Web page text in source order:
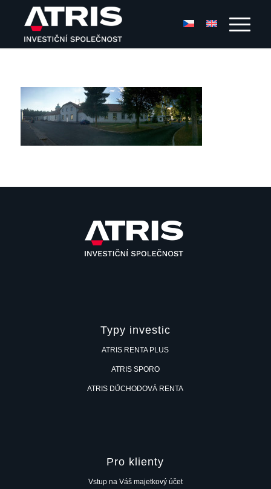
Typy investic
ATRIS RENTA PLUS
ATRIS SPORO
ATRIS DŮCHODOVÁ RENTA
Pro klienty
Vstup na Váš majetkový účet